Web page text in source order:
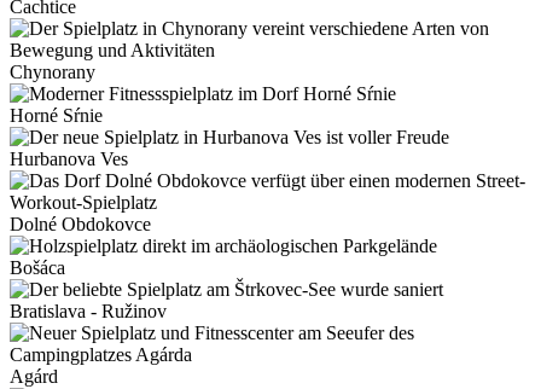
Čachtice
Chynorany
Horné Sŕnie
Hurbanova Ves
Dolné Obdokovce
Bošáca
Bratislava - Ružinov
Agárd